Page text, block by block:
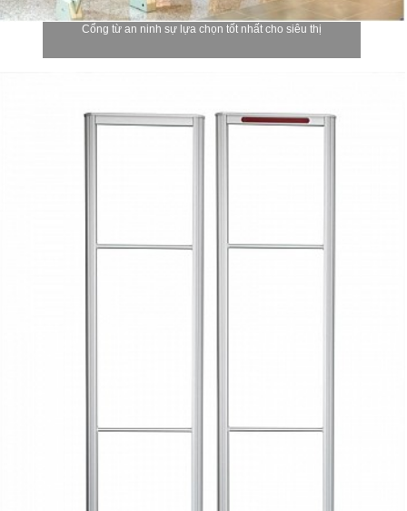
Cổng từ an ninh sự lựa chọn tốt nhất cho siêu thị